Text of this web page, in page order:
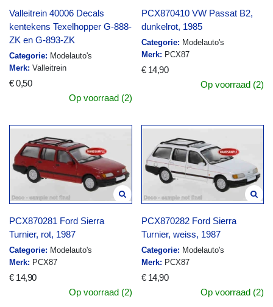
Valleitrein 40006 Decals
kentekens Texelhopper G-888-
ZK en G-893-ZK
Categorie: Modelauto's
Merk: Valleitrein
€ 0,50
Op voorraad (2)
PCX870410 VW Passat B2,
dunkelrot, 1985
Categorie: Modelauto's
Merk: PCX87
€ 14,90
Op voorraad (2)
PCX870281 Ford Sierra
Turnier, rot, 1987
Categorie: Modelauto's
Merk: PCX87
€ 14,90
Op voorraad (2)
PCX870282 Ford Sierra
Turnier, weiss, 1987
Categorie: Modelauto's
Merk: PCX87
€ 14,90
Op voorraad (2)